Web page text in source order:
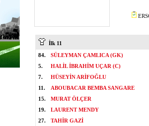
İlk 11
84.
SÜLEYMAN ÇAMLICA (GK)
5.
HALİL İBRAHİM UÇAR (C)
7.
HÜSEYİN ARİFOĞLU
11.
ABOUBACAR BEMBA SANGARE
15.
MURAT ÖLÇER
19.
LAURENT MENDY
27.
TAHİR GAZİ